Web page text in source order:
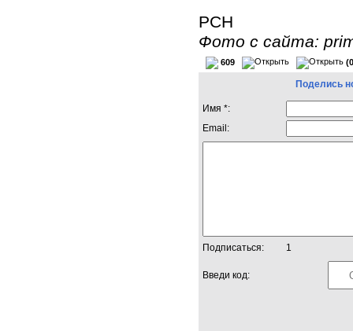
РСН
Фото с сайта:
609
Поделись
Имя *:
Email:
Подписаться: 1
Введи код: